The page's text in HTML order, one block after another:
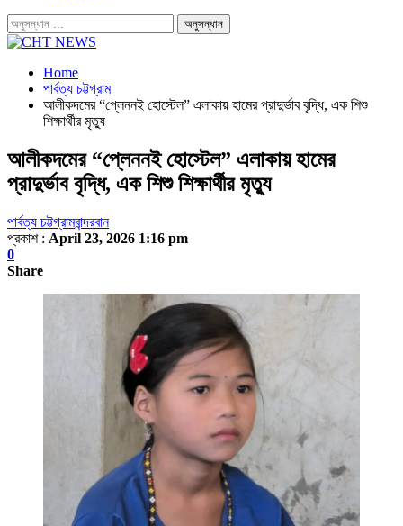
Home
পার্বত্য চট্টগ্রাম
আলীকদমের “প্লেননই হোস্টেল” এলাকায় হামের প্রাদুর্ভাব বৃদ্ধি, এক শিশু
শিক্ষার্থীর মৃত্যু
আলীকদমের “প্লেননই হোস্টেল” এলাকায় হামের
প্রাদুর্ভাব বৃদ্ধি, এক শিশু শিক্ষার্থীর মৃত্যু
পার্বত্য চট্টগ্রামবান্দরবান
প্রকাশ : April 23, 2026 1:16 pm
0
Share